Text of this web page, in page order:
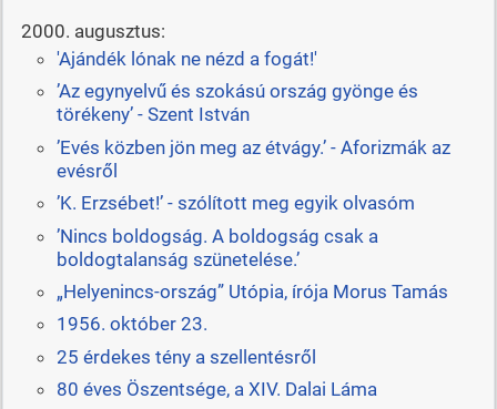
2000. augusztus:
'Ajándék lónak ne nézd a fogát!'
’Az egynyelvű és szokású ország gyönge és
törékeny’ - Szent István
’Evés közben jön meg az étvágy.’ - Aforizmák az
evésről
’K. Erzsébet!’ - szólított meg egyik olvasóm
’Nincs boldogság. A boldogság csak a
boldogtalanság szünetelése.’
„Helyenincs-ország” Utópia, írója Morus Tamás
1956. október 23.
25 érdekes tény a szellentésről
80 éves Öszentsége, a XIV. Dalai Láma